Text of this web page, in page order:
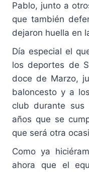
Pablo, junto a
que también
dejaron huella en
Día especial el
los deportes de
doce de Marzo,
baloncesto y a
club durante
años que se
que será otra
Como ya
ahora que el